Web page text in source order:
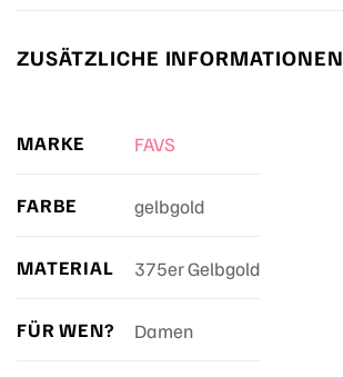
ZUSÄTZLICHE INFORMATIONEN
MARKE FAVS
FARBE gelbgold
MATERIAL 375er Gelbgold
FÜR WEN? Damen